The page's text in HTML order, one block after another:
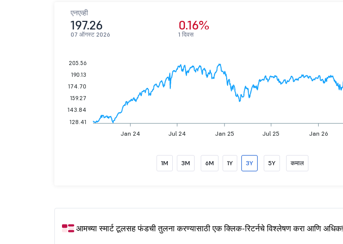
एनएव्ही
197.26
07 ऑगस्ट 2026
0.16%
1 दिवस
Jan 24 Jul 24 Jan 25 Jul 25 Jan 26
205.56
190.13
174.70
159.27
143.84
128.41
1M 3M 6M 1Y 3Y 5Y कमाल
आमच्या स्मार्ट टूलसह फंडची तुलना करण्यासाठी एक क्लिक-रिटर्नचे विश्लेषण करा आणि अधिक!